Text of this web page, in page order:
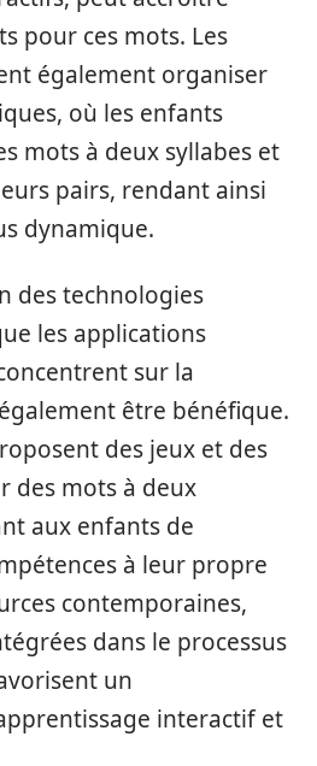
pour ces mots. Les
également organiser
où les enfants
mots à deux syllabes et
pairs, rendant ainsi
dynamique.
des technologies
les applications
sur la
être bénéfique.
des jeux et des
des mots à deux
aux enfants de
à leur propre
contemporaines,
dans le processus
un
interactif et